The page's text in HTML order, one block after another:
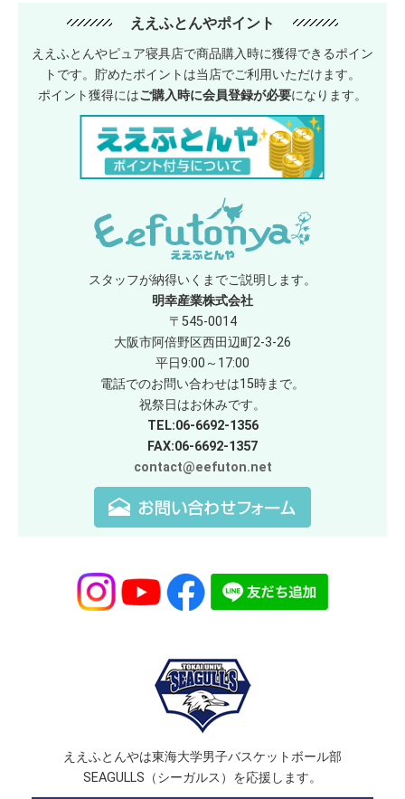
ええふとんやポイント
ええふとんやピュア寝具店で商品購入時に獲得できるポイン
トです。貯めたポイントは当店でご利用いただけます。
ポイント獲得にはご購入時に会員登録が必要になります。
スタッフが納得いくまでご説明します。
明幸産業株式会社
〒545-0014
大阪市阿倍野区西田辺町2-3-26
平日9:00～17:00
電話でのお問い合わせは15時まで。
祝祭日はお休みです。
TEL:06-6692-1356
FAX:06-6692-1357
contact@eefuton.net
ええふとんやは東海大学男子バスケットボール部
SEAGULLS（シーガルス）を応援します。